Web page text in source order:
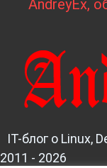
AndreyEx,
IT-блог о Linux,
2011 - 2026